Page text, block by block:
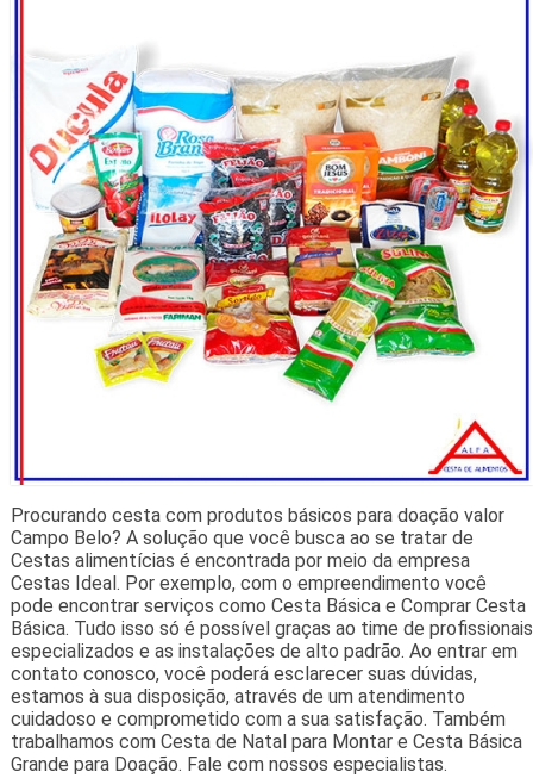
Procurando cesta com produtos básicos para doação valor
Campo Belo? A solução que você busca ao se tratar de
Cestas alimentícias é encontrada por meio da empresa
Cestas Ideal. Por exemplo, com o empreendimento você
pode encontrar serviços como Cesta Básica e Comprar Cesta
Básica. Tudo isso só é possível graças ao time de profissionais
especializados e as instalações de alto padrão. Ao entrar em
contato conosco, você poderá esclarecer suas dúvidas,
estamos à sua disposição, através de um atendimento
cuidadoso e comprometido com a sua satisfação. Também
trabalhamos com Cesta de Natal para Montar e Cesta Básica
Grande para Doação. Fale com nossos especialistas.